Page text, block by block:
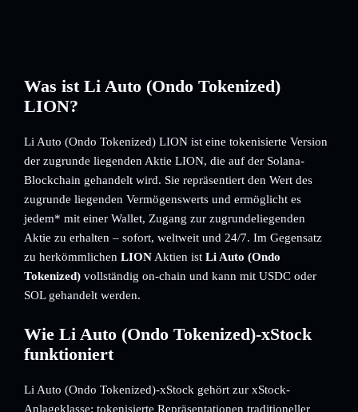
Was ist Li Auto (Ondo Tokenized)
LION?
Li Auto (Ondo Tokenized) LION ist eine tokenisierte Version
der zugrunde liegenden Aktie LION, die auf der Solana-
Blockchain gehandelt wird. Sie repräsentiert den Wert des
zugrunde liegenden Vermögenswerts und ermöglicht es
jedem* mit einer Wallet, Zugang zur zugrundeliegenden
Aktie zu erhalten – sofort, weltweit und 24/7. Im Gegensatz
zu herkömmlichen LION Aktien ist Li Auto (Ondo
Tokenized) vollständig on-chain und kann mit USDC oder
SOL gehandelt werden.
Wie Li Auto (Ondo Tokenized)-xStock
funktioniert
Li Auto (Ondo Tokenized)-xStock gehört zur xStock-
Anlageklasse: tokenisierte Repräsentationen traditioneller